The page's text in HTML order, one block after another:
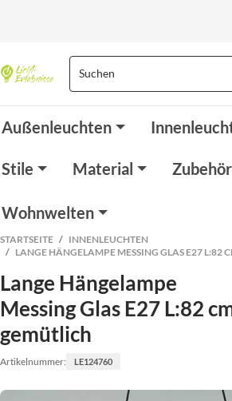
Außenleuchten
Stile Material Zubehör
Wohnwelten
STARTSEITE
INNENLEUCHTEN
LANGE HÄNGELAMPE MESSING GLAS E27 L:82
Lange Hängelampe
Messing Glas E27 L:82
gemütlich
Artikelnummer: LE124760